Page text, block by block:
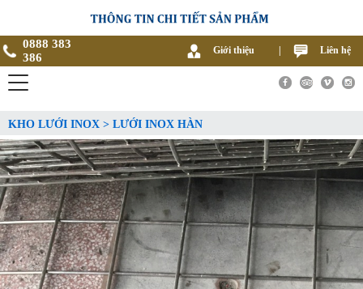
0888 383
386
Giới thiệu Liên hệ
KHO LƯỚI INOX > LƯỚI INOX HÀN